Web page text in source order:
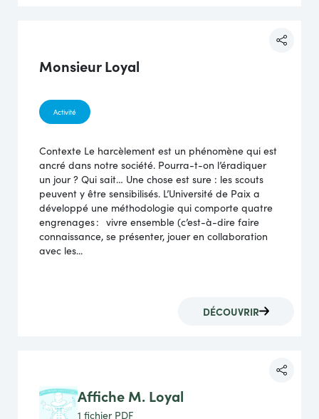
Monsieur Loyal
Activité
Contexte Le harcèlement est un phénomène qui est
ancré dans notre société. Pourra-t-on l’éradiquer
un jour ? Qui sait… Une chose est sure : les scouts
peuvent y être sensibilisés. L’Université de Paix a
développé une méthodologie qui comporte quatre
engrenages : vivre ensemble (c’est-à-dire faire
connaissance, se présenter, jouer en collaboration
avec les...
DÉCOUVRIR
Affiche M. Loyal
1 fichier PDF